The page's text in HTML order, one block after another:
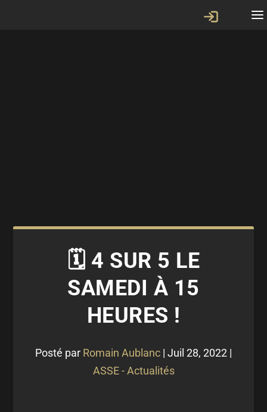
🗓 4 SUR 5 LE
SAMEDI À 15
HEURES !
Posté par Romain Aublanc | Juil 28, 2022 |
ASSE - Actualités